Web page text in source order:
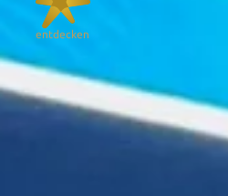
entdecken